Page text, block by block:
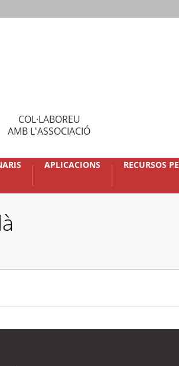
COL·LABOREU
AMB L'ASSOCIACIÓ
APLICACIONS RECURSOS